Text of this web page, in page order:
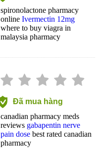
spironolactone pharmacy
online Ivermectin 12mg
where to buy viagra in
malaysia pharmacy
Đã mua hàng
canadian pharmacy meds
reviews gabapentin nerve
pain dose best rated canadian
pharmacy